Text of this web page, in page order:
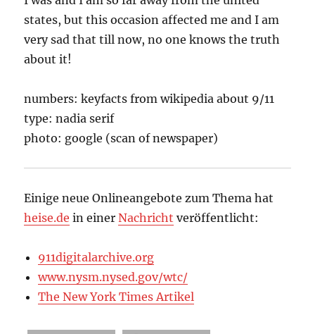
states, but this occasion affected me and I am
very sad that till now, no one knows the truth
about it!
numbers: keyfacts from wikipedia about 9/11
type: nadia serif
photo: google (scan of newspaper)
Einige neue Onlineangebote zum Thema hat
heise.de in einerNachricht veröffentlicht:
911digitalarchive.org
www.nysm.nysed.gov/wtc/
The New York Times Artikel